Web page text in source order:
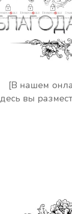
[В нашем
вы